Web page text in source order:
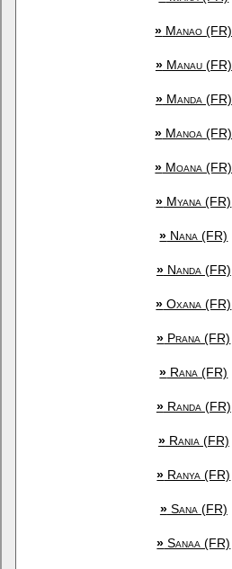
» Manao (FR)
»Manau (FR)
»Manda (FR)
» Manoa (FR)
» Moana (FR)
» Myana (FR)
» Nana (FR)
»Nanda (FR)
» Oxana (FR)
» Prana (FR)
» Rana (FR)
»Randa (FR)
»Rania (FR)
» Ranya (FR)
»Sana (FR)
» Sanaa (FR)